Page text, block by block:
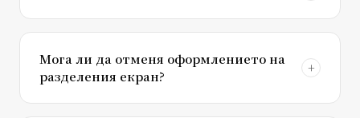
Мога ли да отменя оформлението на
разделения екран?